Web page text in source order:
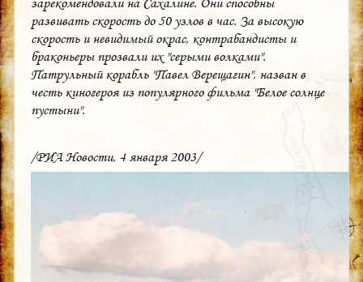
развивать скорость до 50 узлов в час. За высокую
скорость и невидимый окрас, контрабандисты и
браконьеры прозвали их "серыми волками".
Патрульный корабль "Павел Верещагин", назван в
честь киногероя из популярного фильма "Белое солнце
пустыни".
/РИА Новости, 4 января 2003/